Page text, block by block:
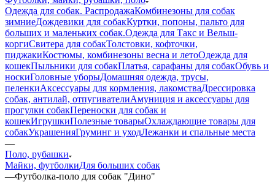
Одежда для собак. РаспродажаКомбинезоны для собак
зимниеДождевики для собакКуртки, попоны, пальто для
больших и маленьких собак.Одежда для Такс и Вельш-
коргиСвитера для собакТолстовки, кофточки,
пиджакиКостюмы, комбинезоны весна и летоОдежда для
кошекПыльники для собакПлатья, сарафаны для собакОбувь и
носкиГоловные уборыДомашняя одежда, трусы,
пеленкиАксессуары для кормления, лакомстваДрессировка
собак, антилай, отпугивателиАмуниция и аксессуары для
прогулки собакПереноски для собак и
кошекИгрушкиПолезные товарыОхлаждающие товары для
собакУкрашенияГруминг и уходЛежанки и спальные места
—
Поло, рубашки
Майки, футболкиДля больших собак
—Футболка-поло для собак "Дино"